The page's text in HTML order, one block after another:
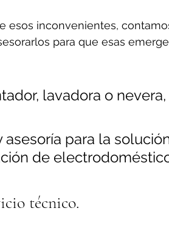
esos inconvenientes,
para que esas
lavadora o
asesoría para la
de
técnico.